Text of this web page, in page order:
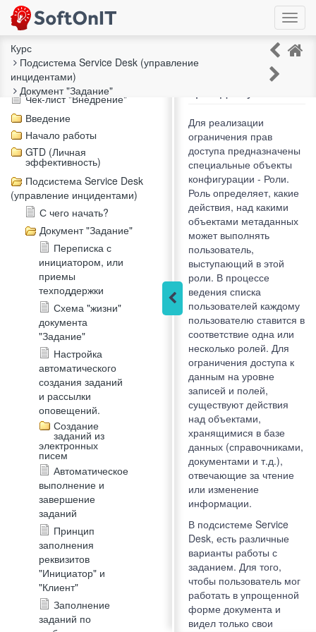
Курс
Подсистема Service Desk (управление
инцидентами)
Документ "Задание"
Описание курса
Чек-лист "Внедрение"
Введение
Начало работы
GTD (Личная
эффективность)
Подсистема Service Desk
(управление инцидентами)
С чего начать?
Документ "Задание"
Переписка с
инициатором, или
приемы
техподдержки
Схема "жизни"
документа
"Задание"
Настройка
автоматического
создания заданий
и рассылки
оповещений.
Создание
заданий из
электронных
писем
Автоматическое
выполнение и
завершение
заданий
Принцип
заполнения
реквизитов
"Инициатор" и
"Клиент"
Заполнение
заданий по
Распределение
Для реализации
ограничения прав
доступа предназначены
специальные объекты
конфигурации - Роли.
Роль определяет, какие
действия, над какими
объектами метаданных
может выполнять
пользователь,
выступающий в этой
роли. В процессе
ведения списка
пользователей каждому
пользователю ставится в
соответствие одна или
несколько ролей. Для
ограничения доступа к
данным на уровне
записей и полей,
существуют действия
над объектами,
хранящимися в базе
данных (справочниками,
документами и т.д.),
отвечающие за чтение
или изменение
информации.
В подсистеме Service
Desk, есть различные
варианты работы с
заданием. Для того,
чтобы пользователь мог
работать в упрощенной
форме документа и
видел только свои